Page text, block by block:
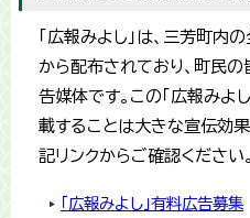
「広報みよし」は、三芳町内
から配布されており、町民
告媒体です。この「広報みよ
載することは大きな宣伝効
記リンクからご確認ください。
「広報みよし」有料広告募集